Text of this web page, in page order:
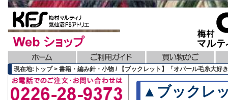
現在地:トップ > 書籍・編み針・小物 / 【ブックレット】「オパール毛糸大
▲ブックレ